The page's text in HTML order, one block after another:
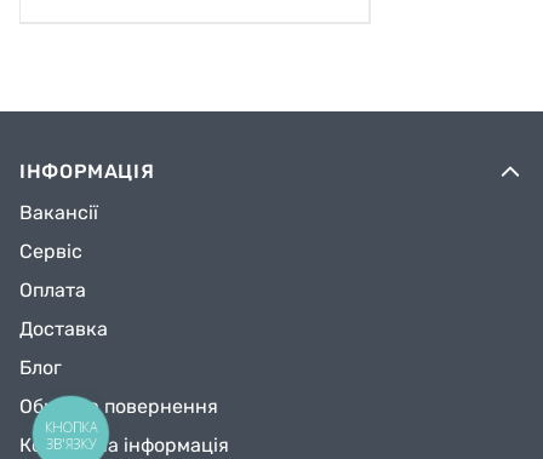
ІНФОРМАЦІЯ
Вакансії
Сервіс
Оплата
Доставка
Блог
Обмін та повернення
Контактна інформація
КНОПКА
ЗВ'ЯЗКУ